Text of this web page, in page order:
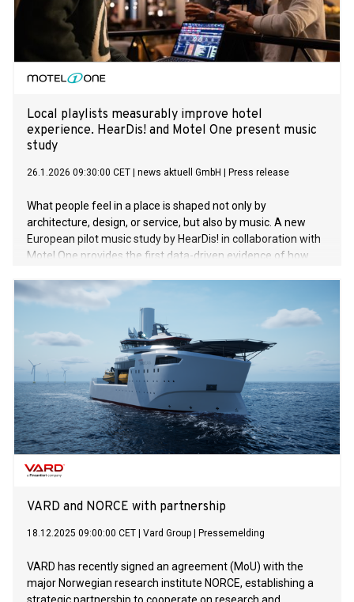
Local playlists measurably improve hotel
experience. HearDis! and Motel One present music
study
26.1.2026 09:30:00 CET news aktuell GmbH Press release
What people feel in a place is shaped not only by
architecture, design, or service, but also by music. A new
European pilot music study by HearDis! in collaboration with
Motel One provides the first data-driven evidence of how
demonstrate clear positive effects on sense of place, guest
satisfaction, and cultural curiosity.
VARD and NORCE with partnership
18.12.2025 09:00:00 CET Vard Group Pressemelding
VARD has recently signed an agreement (MoU) with the
major Norwegian research institute NORCE, establishing a